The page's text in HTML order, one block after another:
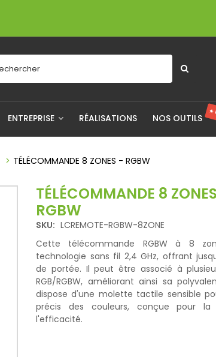
Une
ENTREPRISE RÉALISATIONS NOS OUTILS ★
TÉLÉCOMMANDE 8 ZONES - RGBW
TÉLÉCOMMANDE 8
RGBW
SKU: LCREMOTE-RGBW-8ZONE
Cette télécommande RGBW à 8
technologie sans fil 2,4 GHz, offrant
de portée. Il peut être associé à
RGB/RGBW, améliorant ainsi sa
dispose d'une molette tactile sensible
précis des couleurs, conçue pour la
l'efficacité.